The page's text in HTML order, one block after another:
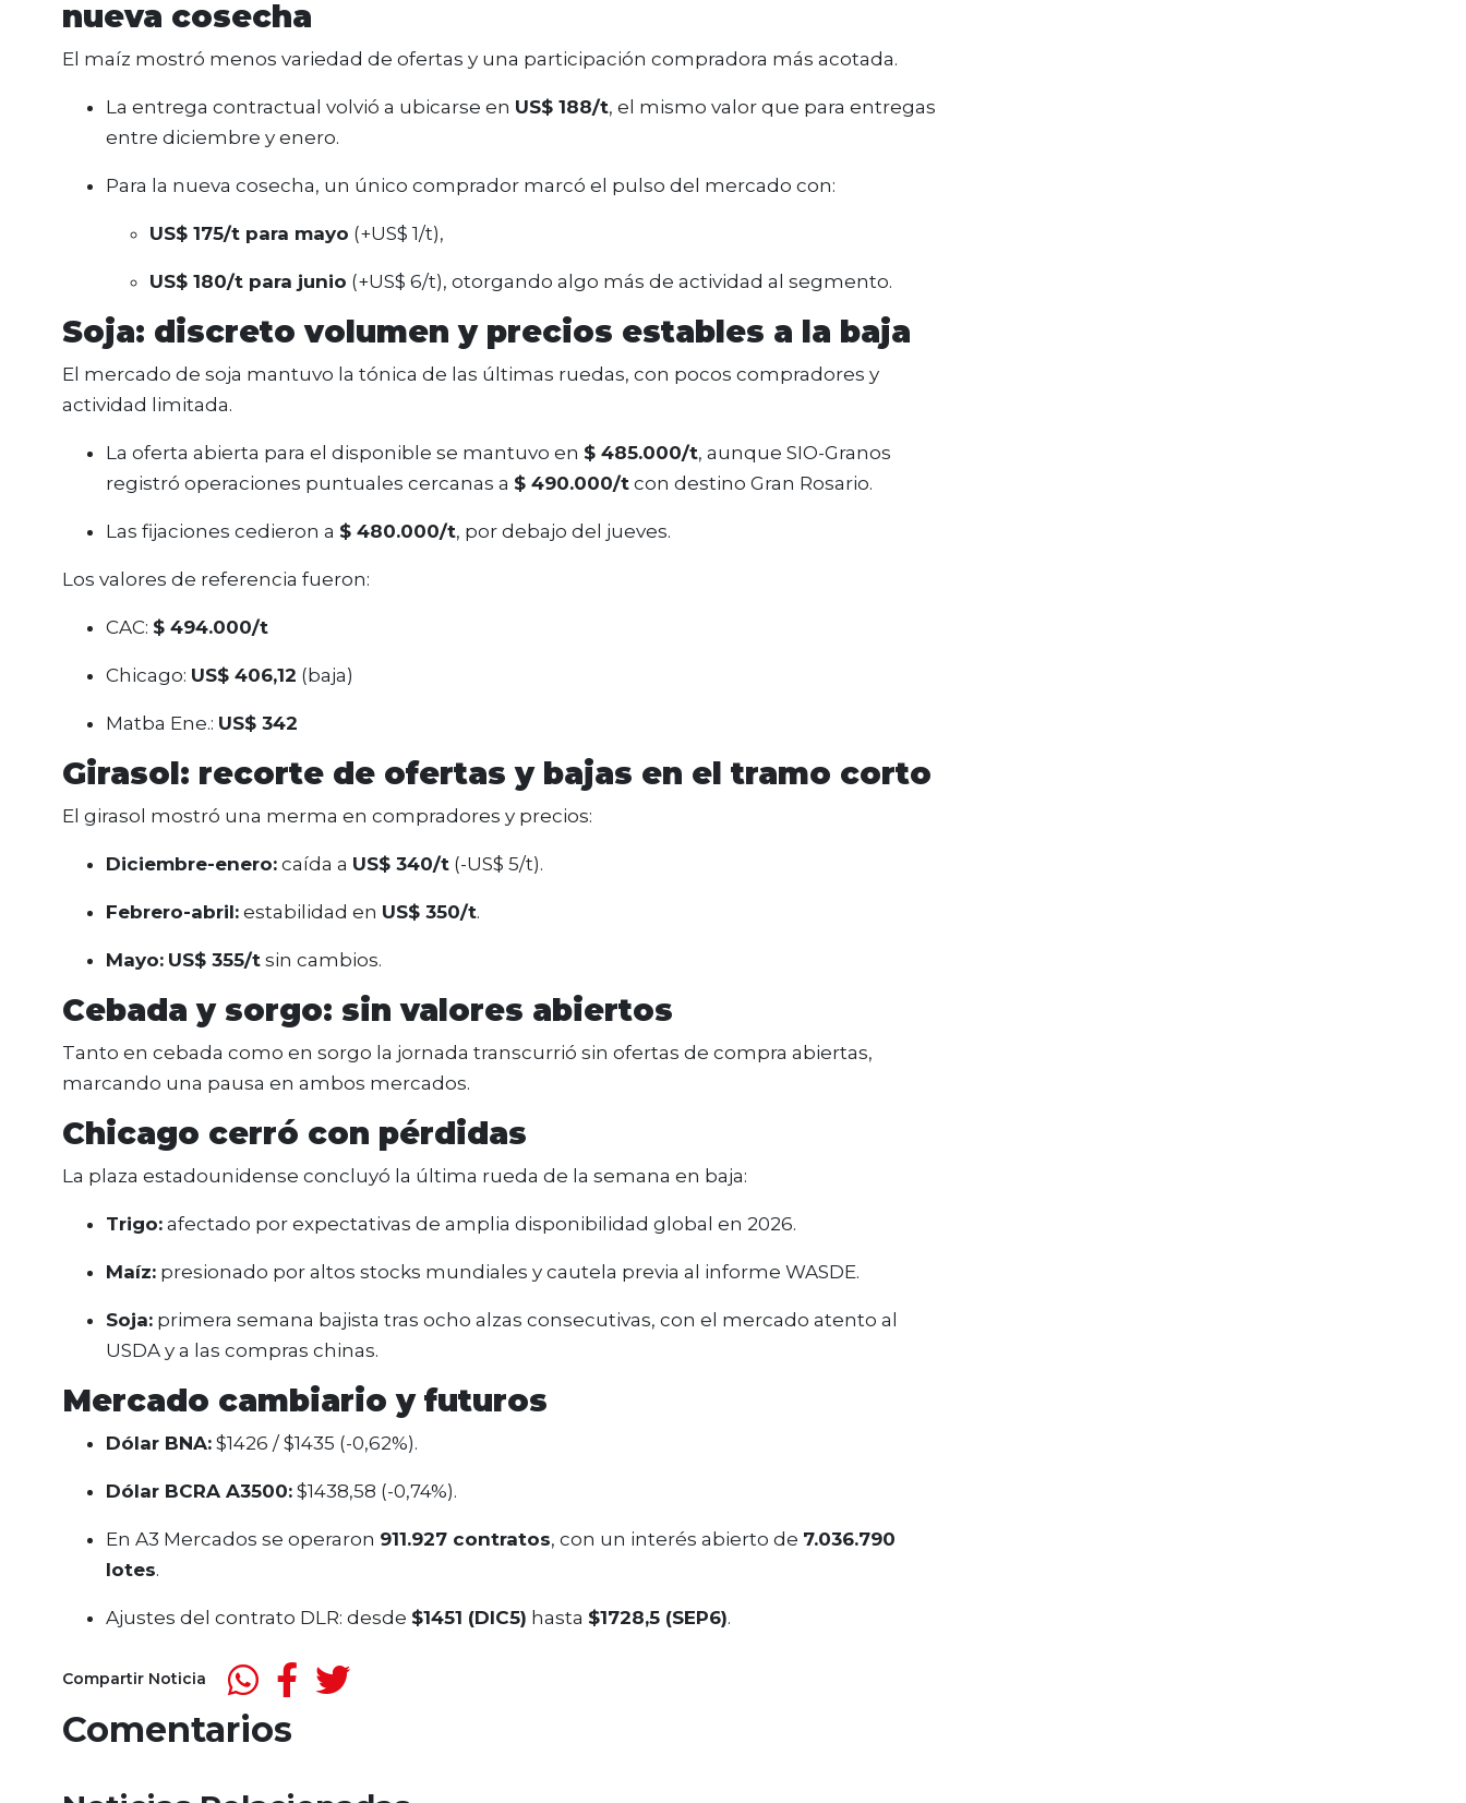
nueva cosecha
El maíz mostró menos variedad de ofertas y una participación compradora más acotada.
La entrega contractual volvió a ubicarse en US$ 188/t, el mismo valor que para entregas
entre diciembre y enero.
Para la nueva cosecha, un único comprador marcó el pulso del mercado con:
US$ 175/t para mayo (+US$ 1/t),
US$ 180/t para junio (+US$ 6/t), otorgando algo más de actividad al segmento.
Soja: discreto volumen y precios estables a la baja
El mercado de soja mantuvo la tónica de las últimas ruedas, con pocos compradores y
actividad limitada.
La oferta abierta para el disponible se mantuvo en $ 485.000/t, aunque SIO-Granos
registró operaciones puntuales cercanas a $ 490.000/t con destino Gran Rosario.
Las fijaciones cedieron a $ 480.000/t, por debajo del jueves.
Los valores de referencia fueron:
CAC: $ 494.000/t
Chicago: US$ 406,12 (baja)
Matba Ene.: US$ 342
Girasol: recorte de ofertas y bajas en el tramo corto
El girasol mostró una merma en compradores y precios:
Diciembre-enero: caída a US$ 340/t (-US$ 5/t).
Febrero-abril: estabilidad en US$ 350/t.
Mayo: US$ 355/t sin cambios.
Cebada y sorgo: sin valores abiertos
Tanto en cebada como en sorgo la jornada transcurrió sin ofertas de compra abiertas,
marcando una pausa en ambos mercados.
Chicago cerró con pérdidas
La plaza estadounidense concluyó la última rueda de la semana en baja:
Trigo: afectado por expectativas de amplia disponibilidad global en 2026.
Maíz: presionado por altos stocks mundiales y cautela previa al informe WASDE.
Soja: primera semana bajista tras ocho alzas consecutivas, con el mercado atento al
USDA y a las compras chinas.
Mercado cambiario y futuros
Dólar BNA: $1426 / $1435 (-0,62%).
Dólar BCRA A3500: $1438,58 (-0,74%).
En A3 Mercados se operaron 911.927 contratos, con un interés abierto de 7.036.790
lotes.
Ajustes del contrato DLR: desde $1451 (DIC5) hasta $1728,5 (SEP6).
Compartir Noticia
Comentarios